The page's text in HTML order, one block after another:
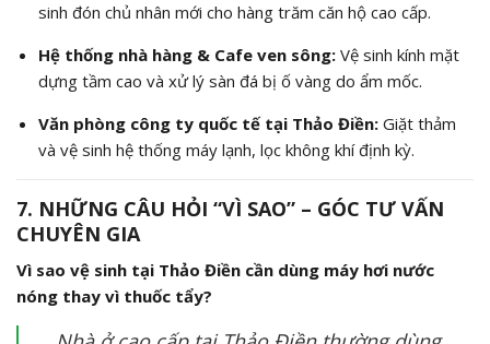
sinh đón chủ nhân mới cho hàng trăm căn hộ cao cấp.
Hệ thống nhà hàng & Cafe ven sông:Vệ sinh kính mặt
dựng tầm cao và xử lý sàn đá bị ố vàng do ẩm mốc.
Văn phòng công ty quốc tế tại Thảo Điền:Giặt thảm
và vệ sinh hệ thống máy lạnh, lọc không khí định kỳ.
7. NHỮNG CÂU HỎI “VÌ SAO” – GÓC TƯ VẤN
CHUYÊN GIA
Vì sao vệ sinh tại Thảo Điền cần dùng máy hơi nước
nóng thay vì thuốc tẩy?